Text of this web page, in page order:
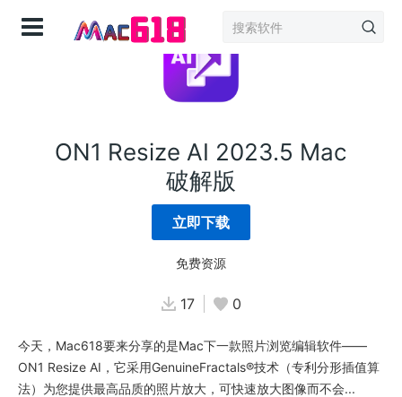
ON1 Resize AI 2023.5 Mac
破解版
立即下载
免费资源
17 0
今天，Mac618要来分享的是Mac下一款照片浏览编辑软件——
ON1 Resize AI，它采用GenuineFractals®技术（专利分形插值算
法）为您提供最高品质的照片放大，可快速放大图像而不会...